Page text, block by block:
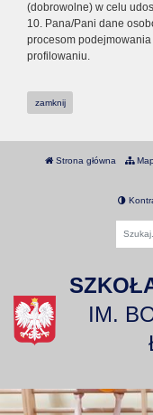
(dobrowolne) w celu
10. Pana/Pani dane
procesom
profilowaniu.
zamknij
Strona główna
IM.